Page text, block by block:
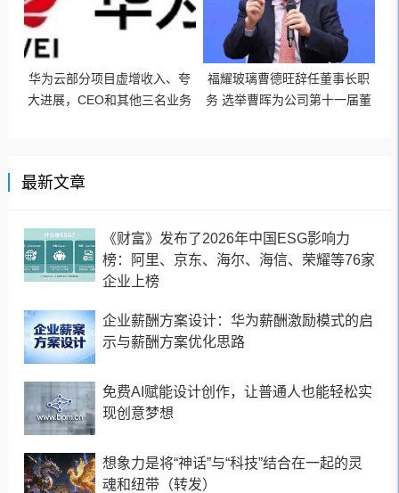
华为云部分项目虚增收入、夸
大进展，CEO和其他三名业务
福耀玻璃曹德旺辞任董事长职
务 选举曹晖为公司第十一届董
最新文章
《财富》发布了2026年中国ESG影响力
榜：阿里、京东、海尔、海信、荣耀等76家
企业上榜
企业薪酬方案设计：华为薪酬激励模式的启
示与薪酬方案优化思路
免费AI赋能设计创作，让普通人也能轻松实
现创意梦想
想象力是将“神话”与“科技”结合在一起的灵
魂和纽带（转发）